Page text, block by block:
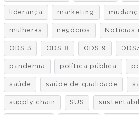
liderança marketing
mulheres negócios Notícias
ODS 3 ODS 8 ODS 9
pandemia política pública
saúde saúde de qualidade
supply chain SUS